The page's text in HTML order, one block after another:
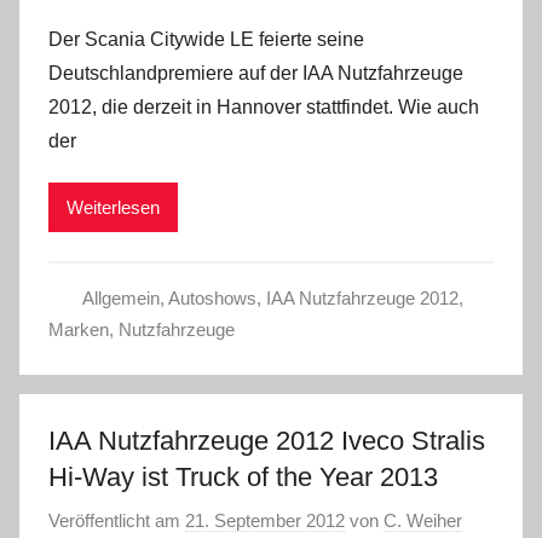
Der Scania Citywide LE feierte seine
Deutschlandpremiere auf der IAA Nutzfahrzeuge
2012, die derzeit in Hannover stattfindet. Wie auch
der
Weiterlesen
Allgemein, Autoshows, IAA Nutzfahrzeuge 2012,
Marken, Nutzfahrzeuge
IAA Nutzfahrzeuge 2012 Iveco Stralis
Hi-Way ist Truck of the Year 2013
Veröffentlicht am 21. September 2012 von C. Weiher